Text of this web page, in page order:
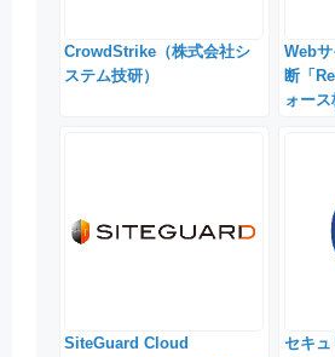
CrowdStrike（株式会社シ
ステム技研）
Web
断「
ォース
SiteGuard Cloud
セキュ